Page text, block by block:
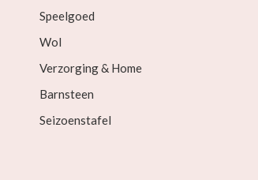
Speelgoed
Wol
Verzorging & Home
Barnsteen
Seizoenstafel